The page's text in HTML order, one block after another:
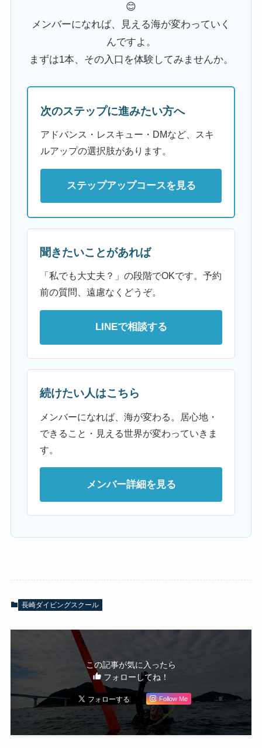
😊
メンバーになれば、見える海が変わっていく
んですよ。
まずは1本、その入口を体験してみませんか。
次のステップに進みたい方へ
アドバンス・レスキュー・DMなど、スキ
ルアップの選択肢があります。
ステップアップコースを見る
聞きたいことがあれば
「私でも大丈夫？」の段階でOKです。予約
前の質問、遠慮なくどうぞ。
LINEで相談する
続けたい人はこちら
メンバーになれば、海が変わる。居心地・
できること・見える世界が変わっていきま
す。
メンバー詳細を見る
長崎ダイビングスクール
この記事が気に入ったら
フォローしてね！
Follow Me